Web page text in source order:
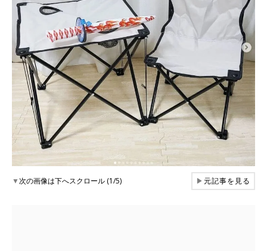
▼次の画像は下へスクロール (1/5) ▶元記事を見る